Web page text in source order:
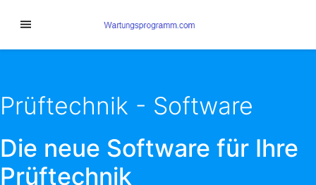
Prüftechnik - Software
Die neue Software für Ihre
Prüftechnik